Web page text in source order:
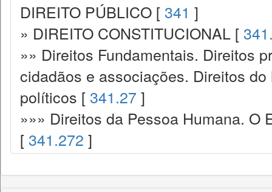
DIREITO PÚBLICO [ 341 ]
» DIREITO CONSTITUCIONAL [
»» Direitos Fundamentais. Direitos
cidadãos e associações. Direitos
políticos [ 341.27 ]
»»» Direitos da Pessoa Humana.
[ 341.272 ]